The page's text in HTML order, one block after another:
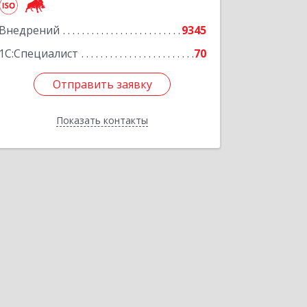
Внедрений
9345
1С:Специалист
70
Отправить заявку
Показать контакты
Подробнее
Отправить заявку
Назад